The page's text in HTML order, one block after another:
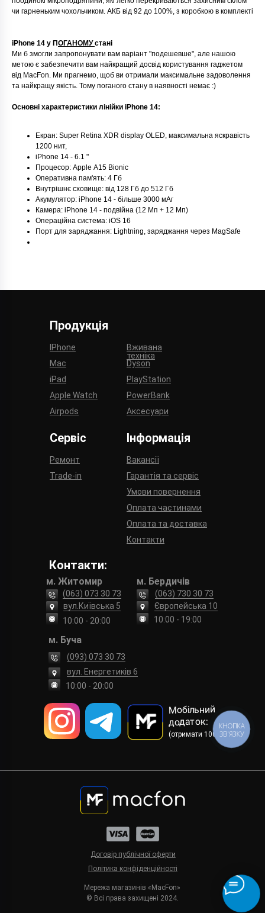
чи гарненьким чохольчиком. АКБ від 92 до 100%, з коробкою в комплекті
iPhone 14 у ПОГАНОМУстані
Ми б змогли запропонувати вам варіант "подешевше", але нашою
метою є забезпечити вам найкращий досвід користування гаджетом
від MacFon. Ми прагнемо, щоб ви отримали максимальне задоволення
та найкращу якість. Тому поганого стану в наявності немає :)
Основні характеристики лінійки iPhone 14:
Екран: Super Retina XDR display OLED, максимальна яскравість
1200 нит,
iPhone 14 - 6.1 "
Процесор: Apple А15 Bionic
Оперативна пам'ять: 4 Гб
Внутрішнє сховище: від 128 Гб до 512 Гб
Акумулятор: iPhone 14 - більше 3000 мАг
Камера: iPhone 14 - подвійна (12 Мп + 12 Мп)
Операційна система: iOS 16
Порт для заряджання: Lightning, заряджання через MagSafe
Продукція
IPhone
Mac
iPad
Apple Watch
Airpods
Вживана
техніка
Dyson
PlayStation
PowerBank
Аксесуари
Сервіс
Ремонт
Trade-in
Інформація
Вакансії
Гарантія та сервіс
Умови повернення
Оплата та доставка
Оплата частинами
Контакти
Контакти:
м. Житомир
вул.Київська 5
10:00 - 20:00
(063) 073 30 73
м. Бердичів
Європейська 10
10:00 - 19:00
(063) 730 30 73
Мобільний
додаток:
(отримати 100 грн)
Мережа магазинів «MacFon»
© Всі права захищені 2024.
Політика конфіденційності
Договір публічної оферти
м. Буча
вул. Енергетиків 6
(093) 073 30 73
10:00 - 20:00
КНОПКА
ЗВ'ЯЗКУ